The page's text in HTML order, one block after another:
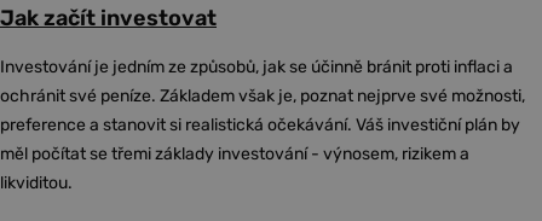
Jak začít investovat
Investování je jedním ze způsobů, jak se účinně bránit proti inflaci a
ochránit své peníze. Základem však je, poznat nejprve své možnosti,
preference a stanovit si realistická očekávání. Váš investiční plán by
měl počítat se třemi základy investování - výnosem, rizikem a
likviditou.